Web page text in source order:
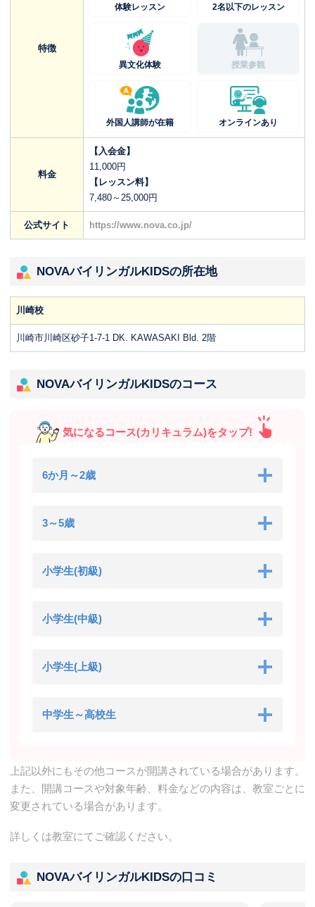
特徴
体験レッスン 2名以下のレッスン
異文化体験 授業参観
外国人講師が在籍 オンラインあり
料金
【入会金】
11,000円
【レッスン料】
7,480～25,000円
公式サイト https://www.nova.co.jp/
NOVAバイリンガルKIDSの所在地
川崎校
川崎市川崎区砂子1-7-1 DK. KAWASAKI Bld. 2階
NOVAバイリンガルKIDSのコース
気になるコース(カリキュラム)をタップ!
6か月～2歳
3～5歳
小学生(初級)
小学生(中級)
小学生(上級)
中学生～高校生
上記以外にもその他コースが開講されている場合があります。
また、開講コースや対象年齢、料金などの内容は、教室ごとに
変更されている場合があります。
詳しくは教室にてご確認ください。
NOVAバイリンガルKIDSの口コミ